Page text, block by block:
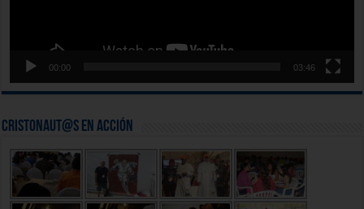
00:00 03:46
Cristonaut@s en Acción